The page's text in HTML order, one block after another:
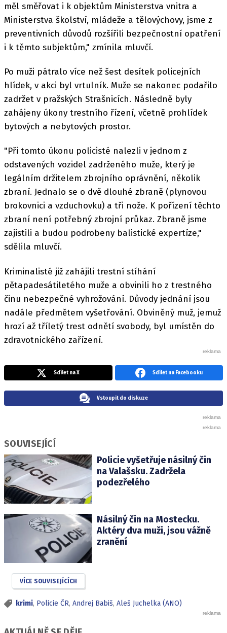
měl směřovat i k objektům Ministerstva vnitra a
Ministerstva školství, mládeže a tělovýchovy, jsme z
preventivních důvodů rozšířili bezpečnostní opatření
i k těmto subjektům," zmínila mluvčí.
Po muži pátralo více než šest desítek policejních
hlídek, v akci byl vrtulník. Muže se nakonec podařilo
zadržet v pražských Strašnicích. Následně byly
zahájeny úkony trestního řízení, včetně prohlídek
bytových a nebytových prostor.
"Při tomto úkonu policisté nalezli v jednom z
odstavených vozidel zadrženého muže, který je
legálním držitelem zbrojního oprávnění, několik
zbraní. Jednalo se o dvě dlouhé zbraně (plynovou
brokovnici a vzduchovku) a tři nože. K pořízení těchto
zbraní není potřebný zbrojní průkaz. Zbraně jsme
zajistili a budou podrobeny balistické expertíze,"
sdělila mluvčí.
Kriminalisté již zahájili trestní stíhání
pětapadesátiletého muže a obvinili ho z trestného
činu nebezpečné vyhrožování. Důvody jednání jsou
nadále předmětem vyšetřování. Obviněný muž, jemuž
hrozí až tříletý trest odnětí svobody, byl umístěn do
zdravotnického zařízení.
Sdílet na X Sdílet na Facebooku
Vstoupit do diskuze
SOUVISEJÍCÍ
Policie vyšetřuje násilný čin
na Valašsku. Zadržela
podezřelého
Násilný čin na Mostecku.
Aktéry dva muži, jsou vážně
zranění
VÍCE SOUVISEJÍCÍCH
krimi, Policie ČR, Andrej Babiš, Aleš Juchelka (ANO)